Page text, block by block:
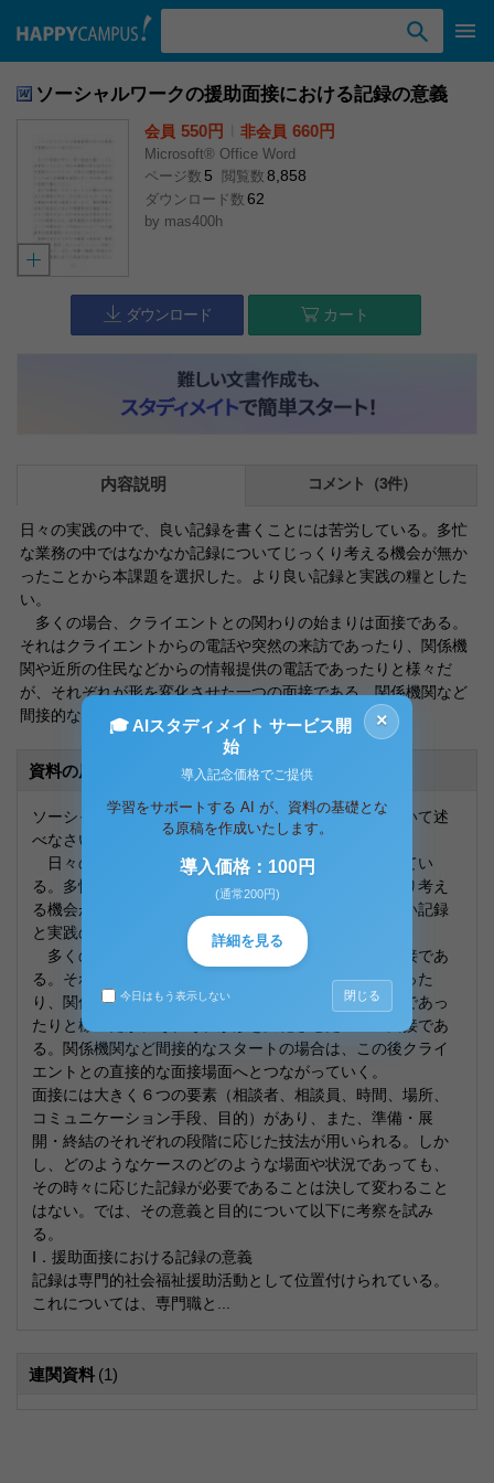
ソーシャルワークの援助面接における記録の意義
会員 550円 非会員 660円
Microsoft® Office Word
ページ数 5 閲覧数 8,858
ダウンロード数 62
by mas400h
ダウンロード カート
内容説明 コメント（3件）
日々の実践の中で、良い記録を書くことには苦労している。多忙
な業務の中ではなかなか記録についてじっくり考える機会が無か
ったことから本課題を選択した。より良い記録と実践の糧とした
い。
多くの場合、クライエントとの関わりの始まりは面接である。
それはクライエントからの電話や突然の来訪であったり、関係機
関や近所の住民などからの情報提供の電話であったりと様々だ
が、それぞれが形を変化させた一つの面接である。関係機関など
間接的なスタートの場合は、この後クライエント
資料の原本内容
ソーシャルワークの援助面接における記録の意義について述
べなさい。
日々の実践の中で、良い記録を書くことには苦労してい
る。多忙な業務の中ではなかなか記録についてじっくり考え
る機会が無かったことから本課題を選択した。より良い記録
と実践の糧としたい。
多くの場合、クライエントとの関わりの始まりは面接であ
る。それはクライエントからの電話や突然の来訪であった
り、関係機関や近所の住民などからの情報提供の電話であっ
たりと様々だが、それぞれが形を変化させた一つの面接であ
る。関係機関など間接的なスタートの場合は、この後クライ
エントとの直接的な面接場面へとつながっていく。
面接には大きく６つの要素（相談者、相談員、時間、場所、
コミュニケーション手段、目的）があり、また、準備・展
開・終結のそれぞれの段階に応じた技法が用いられる。しか
し、どのようなケースのどのような場面や状況であっても、
その時々に応じた記録が必要であることは決して変わること
はない。では、その意義と目的について以下に考察を試み
る。
Ⅰ．援助面接における記録の意義
記録は専門的社会福祉援助活動として位置付けられている。
これについては、専門職と...
連関資料 (1)
×
🎓 AIスタディメイト サービス開
始
導入記念価格でご提供
学習をサポートする AI が、資料の基礎とな
る原稿を作成いたします。
導入価格：100円
(通常200円)
詳細を見る
今日はもう表示しない 閉じる